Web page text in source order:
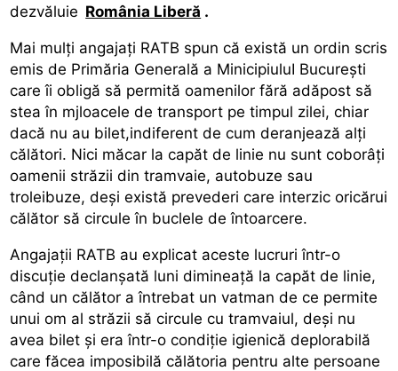
dezvăluie România Liberă .
Mai mulți angajați RATB spun că există un ordin scris
emis de Primăria Generală a MinicipiuluI București
care îi obligă să permită oamenilor fără adăpost să
stea în mjloacele de transport pe timpul zilei, chiar
dacă nu au bilet,indiferent de cum deranjează alți
călători. Nici măcar la capăt de linie nu sunt coborâți
oamenii străzii din tramvaie, autobuze sau
troleibuze, deși există prevederi care interzic oricărui
călător să circule în buclele de întoarcere.
Angajații RATB au explicat aceste lucruri într-o
discuție declanșată luni dimineață la capăt de linie,
când un călător a întrebat un vatman de ce permite
unui om al străzii să circule cu tramvaiul, deși nu
avea bilet și era într-o condiție igienică deplorabilă
care făcea imposibilă călătoria pentru alte persoane